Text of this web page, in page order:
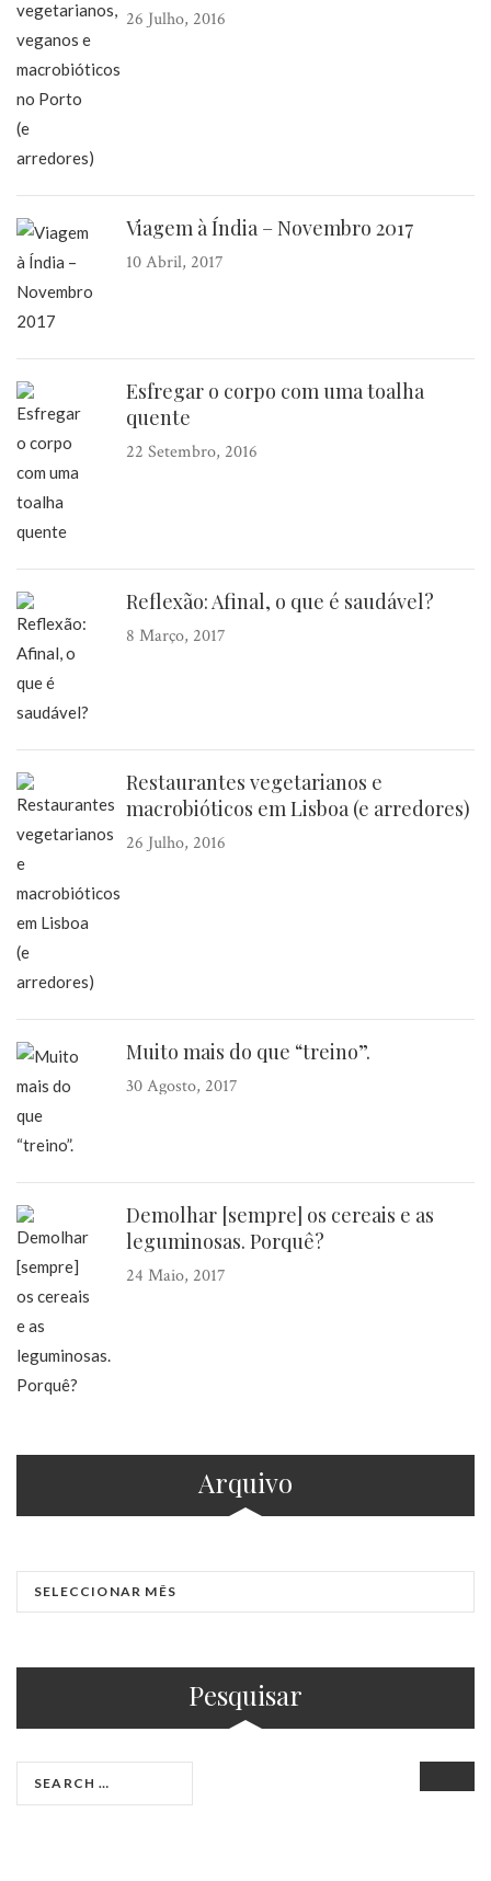
26 Julho, 2016
Viagem à Índia – Novembro 2017
10 Abril, 2017
Esfregar o corpo com uma toalha
quente
22 Setembro, 2016
Reflexão: Afinal, o que é saudável?
8 Março, 2017
Restaurantes vegetarianos e
macrobióticos em Lisboa (e arredores)
26 Julho, 2016
Muito mais do que “treino”.
30 Agosto, 2017
Demolhar [sempre] os cereais e as
leguminosas. Porquê?
24 Maio, 2017
Arquivo
Pesquisar